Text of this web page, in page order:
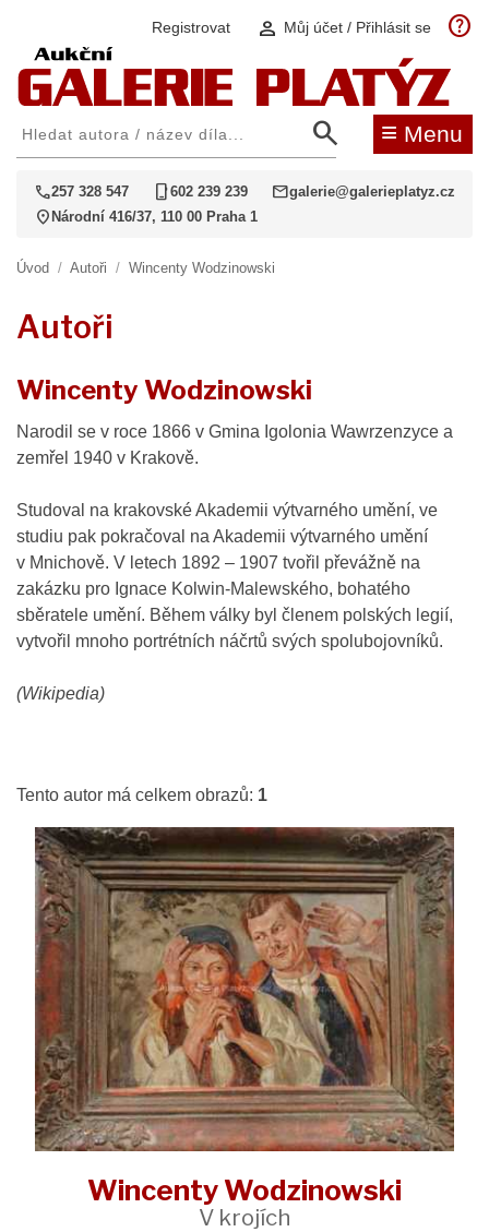
Registrovat person Můj účet / Přihlásit se help
search ≡ Menu
call257 328 547 phone_iphone602 239 239 mailgalerie@galerieplatyz.cz
location_on Národní 416/37, 110 00 Praha 1
Úvod / Autoři / Wincenty Wodzinowski
Autoři
Wincenty Wodzinowski
Narodil se v roce 1866 v Gmina Igolonia Wawrzenzyce a
zemřel 1940 v Krakově.
Studoval na krakovské Akademii výtvarného umění, ve
studiu pak pokračoval na Akademii výtvarného umění
v Mnichově. V letech 1892 – 1907 tvořil převážně na
zakázku pro Ignace Kolwin-Malewského, bohatého
sběratele umění. Během války byl členem polských legií,
vytvořil mnoho portrétních náčrtů svých spolubojovníků.
(Wikipedia)
Tento autor má celkem obrazů: 1
Wincenty Wodzinowski
V krojích